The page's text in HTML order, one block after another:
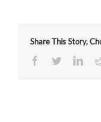
Share This Story,
Facebook
Twitter